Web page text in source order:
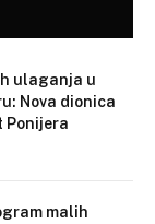
ulaganja u
Nova dionica
Ponijera
malih